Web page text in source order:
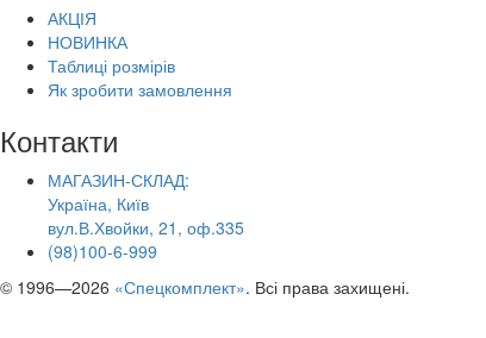
АКЦІЯ
НОВИНКА
Таблиці розмірів
Як зробити замовлення
Контакти
МАГАЗИН-СКЛАД:
Україна, Київ
вул.В.Хвойки, 21, оф.335
(98)100-6-999
© 1996—2026 «Спецкомплект». Всі права захищені.